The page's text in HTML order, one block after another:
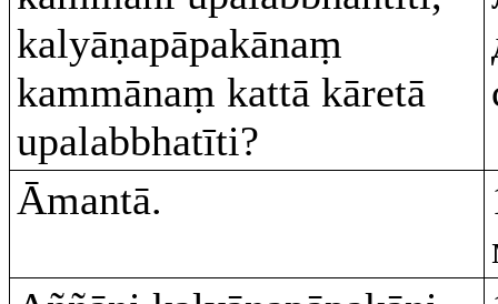
kalyāṇapāpakānaṃ
kammānaṃ kattā kāretā
upalabbhatīti?
Āmantā.